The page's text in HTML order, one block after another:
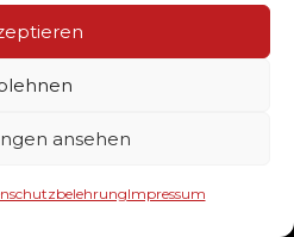
ansehen
Impressum
für Ihren Verein. Wir
hinaus bedrucken